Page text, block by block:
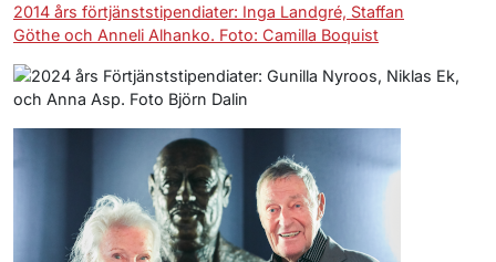
2014 års förtjänststipendiater: Inga Landgré, Staffan
Göthe och Anneli Alhanko. Foto: Camilla Boquist